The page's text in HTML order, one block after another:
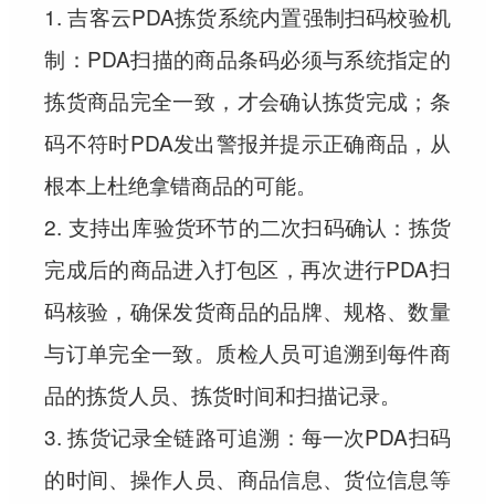
1. 吉客云PDA拣货系统内置强制扫码校验机
制：PDA扫描的商品条码必须与系统指定的
拣货商品完全一致，才会确认拣货完成；条
码不符时PDA发出警报并提示正确商品，从
根本上杜绝拿错商品的可能。
2. 支持出库验货环节的二次扫码确认：拣货
完成后的商品进入打包区，再次进行PDA扫
码核验，确保发货商品的品牌、规格、数量
与订单完全一致。质检人员可追溯到每件商
品的拣货人员、拣货时间和扫描记录。
3. 拣货记录全链路可追溯：每一次PDA扫码
的时间、操作人员、商品信息、货位信息等